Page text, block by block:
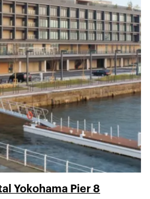
Yokohama Pier 8